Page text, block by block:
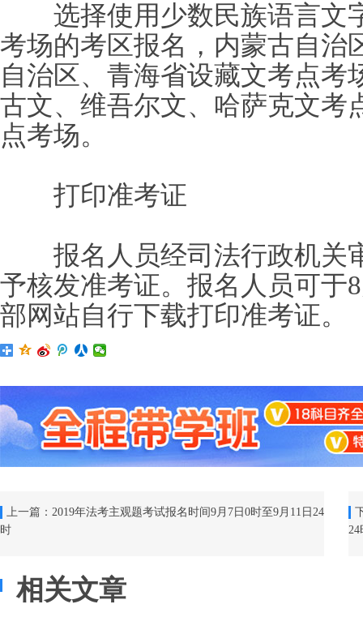
选择使用少数民族语言文
考场的考区报名，内蒙古自治
自治区、青海省设藏文考点考
古文、维吾尔文、哈萨克文考
点考场。
打印准考证
报名人员经司法行政机关
予核发准考证。报名人员可于
部网站自行下载打印准考证。
上一篇： 2019年法考主观题考试报名时间9月7日0时至9月11日24
时
24
相关文章